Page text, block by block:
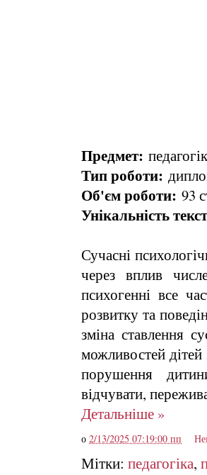
Предмет:
Тип роботи:
Об'єм роботи: 93
Унікальність
Сучасні
через вплив
психогенні все
розвитку та
зміна ставлення
можливостей
порушення
відчувати,
Детальніше »
о 2/13/2025 07:19:00 пп
Мітки: педагогіка,